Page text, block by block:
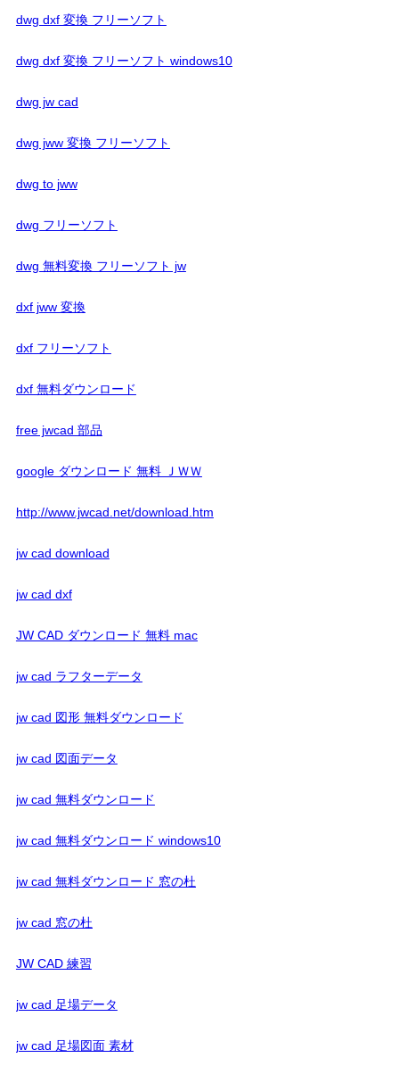
dwg dxf 変換 フリーソフト
dwg dxf 変換 フリーソフト windows10
dwg jw cad
dwg jww 変換 フリーソフト
dwg to jww
dwg フリーソフト
dwg 無料変換 フリーソフト jw
dxf jww 変換
dxf フリーソフト
dxf 無料ダウンロード
free jwcad 部品
google ダウンロード 無料 ＪＷＷ
http://www.jwcad.net/download.htm
jw cad download
jw cad dxf
JW CAD ダウンロード 無料 mac
jw cad ラフターデータ
jw cad 図形 無料ダウンロード
jw cad 図面データ
jw cad 無料ダウンロード
jw cad 無料ダウンロード windows10
jw cad 無料ダウンロード 窓の杜
jw cad 窓の杜
JW CAD 練習
jw cad 足場データ
jw cad 足場図面 素材